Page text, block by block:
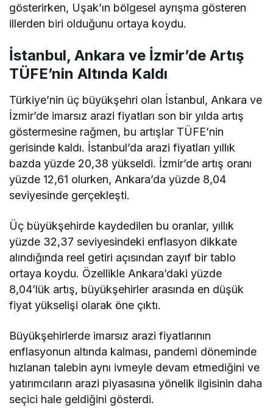
gösterirken, Uşak’ın bölgesel ayrışma gösteren
illerden biri olduğunu ortaya koydu.
İstanbul, Ankara ve İzmir’de Artış
TÜFE’nin Altında Kaldı
Türkiye’nin üç büyükşehri olan İstanbul, Ankara ve
İzmir’de imarsız arazi fiyatları son bir yılda artış
göstermesine rağmen, bu artışlar TÜFE’nin
gerisinde kaldı. İstanbul’da arazi fiyatları yıllık
bazda yüzde 20,38 yükseldi. İzmir’de artış oranı
yüzde 12,61 olurken, Ankara’da yüzde 8,04
seviyesinde gerçekleşti.
Üç büyükşehirde kaydedilen bu oranlar, yıllık
yüzde 32,37 seviyesindeki enflasyon dikkate
alındığında reel getiri açısından zayıf bir tablo
ortaya koydu. Özellikle Ankara’daki yüzde
8,04’lük artış, büyükşehirler arasında en düşük
fiyat yükselişi olarak öne çıktı.
Büyükşehirlerde imarsız arazi fiyatlarının
enflasyonun altında kalması, pandemi döneminde
hızlanan talebin aynı ivmeyle devam etmediğini ve
yatırımcıların arazi piyasasına yönelik ilgisinin daha
seçici hale geldiğini gösterdi.